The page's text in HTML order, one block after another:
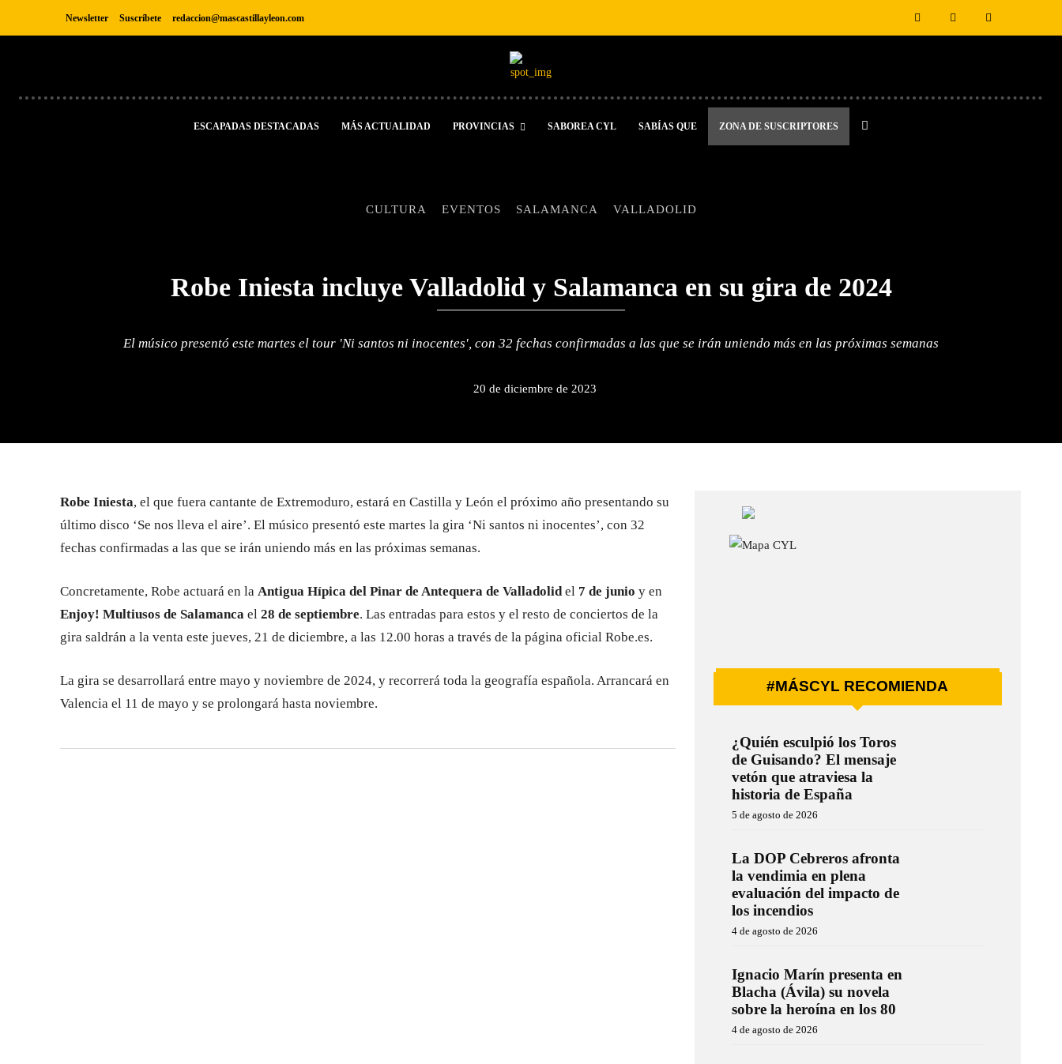
Newsletter Suscríbete redaccion@mascastillayleon.com
ESCAPADAS DESTACADAS MÁS ACTUALIDAD PROVINCIAS SABOREA CYL SABÍAS QUE ZONA DE SUSCRIPTORES
CULTURA EVENTOS SALAMANCA VALLADOLID
Robe Iniesta incluye Valladolid y Salamanca en su gira de 2024
El músico presentó este martes el tour 'Ni santos ni inocentes', con 32 fechas confirmadas a las que se irán uniendo más en las próximas semanas
20 de diciembre de 2023
Robe Iniesta, el que fuera cantante de Extremoduro, estará en Castilla y León el próximo año presentando su
último disco ‘Se nos lleva el aire’. El músico presentó este martes la gira ‘Ni santos ni inocentes’, con 32
fechas confirmadas a las que se irán uniendo más en las próximas semanas.
Concretamente, Robe actuará en la Antigua Hípica del Pinar de Antequera de Valladolidel 7 de junio y en
Enjoy! Multiusos de Salamanca el 28 de septiembre. Las entradas para estos y el resto de conciertos de la
gira saldrán a la venta este jueves, 21 de diciembre, a las 12.00 horas a través de la página oficial Robe.es.
La gira se desarrollará entre mayo y noviembre de 2024, y recorrerá toda la geografía española. Arrancará en
Valencia el 11 de mayo y se prolongará hasta noviembre.
#MÁSCYL RECOMIENDA
¿Quién esculpió los Toros
de Guisando? El mensaje
vetón que atraviesa la
historia de España
5 de agosto de 2026
La DOP Cebreros afronta
la vendimia en plena
evaluación del impacto de
los incendios
4 de agosto de 2026
Ignacio Marín presenta en
Blacha (Ávila) su novela
sobre la heroína en los 80
4 de agosto de 2026